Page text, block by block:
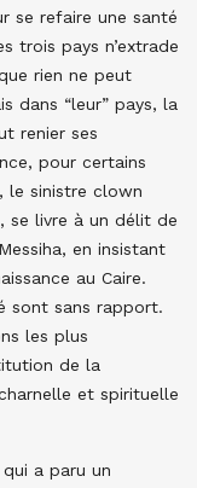
se refaire une santé
trois pays n’extrade
rien ne peut
dans “leur” pays, la
renier ses
pour certains
le sinistre clown
se livre à un délit de
en insistant
au Caire.
sont sans rapport.
les plus
de la
et spirituelle
a paru un